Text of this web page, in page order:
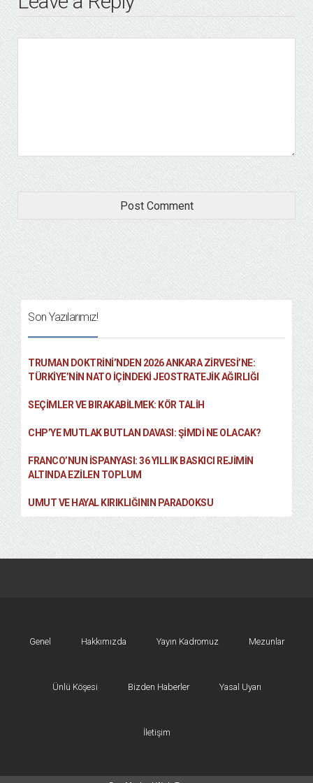
Son Yazılarımız!
TRUMAN DOKTRINI’NDEN 2026 ANKARA ZIRVESI’NE:
TÜRKIYE’NIN NATO İÇINDEKI JEOSTRATEJIK AĞIRLIĞI
SEÇIMLER VE BIRAKABILMEK: KÖR TALIH
CHP’YE MUTLAK BUTLAN DAVASI: ŞİMDİ NE OLACAK?
FRANCO’NUN İSPANYASI: 36 YILLIK BASKICI REJIMIN
ALTINDA EZILEN TOPLUM
UMUT VE HAYAL KIRIKLIĞININ PARADOKSU
Genel Hakkımızda Yayın Kadromuz Mezunlar
Ünlü Köşesi Bizden Haberler Yasal Uyarı
İletişim